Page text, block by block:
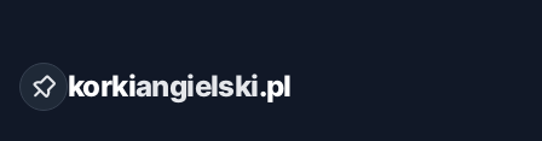
korkiangielski.pl